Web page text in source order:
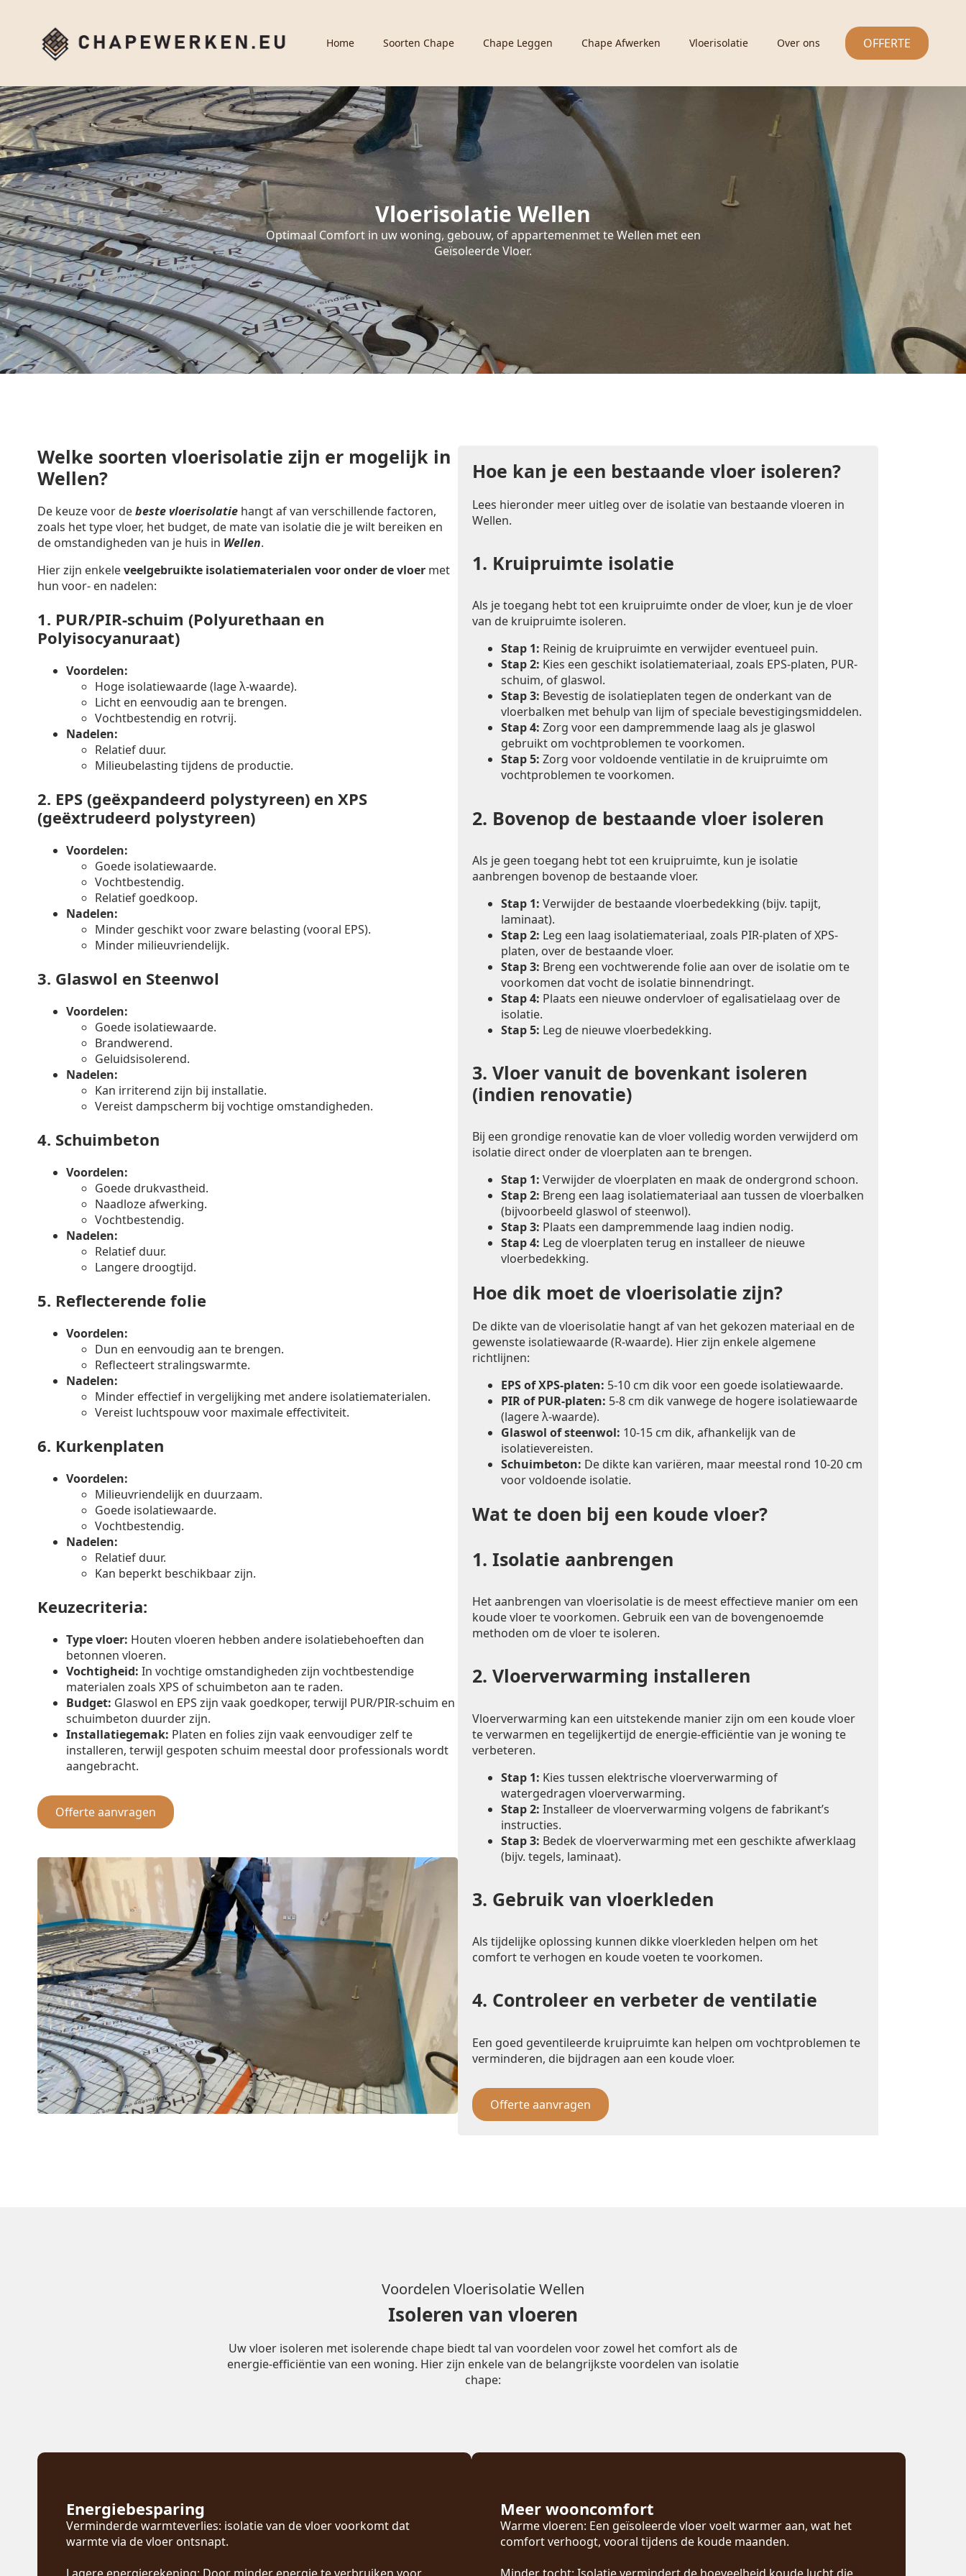
Home Soorten Chape Chape Leggen Chape Afwerken Vloerisolatie Over ons OFFERTE
Vloerisolatie Wellen
Optimaal Comfort in uw woning, gebouw, of appartemenmet te Wellen met een
Geïsoleerde Vloer.
Welke soorten vloerisolatie zijn er mogelijk in
Wellen?
De keuze voor debeste vloerisolatie hangt af van verschillende factoren,
zoals het type vloer, het budget, de mate van isolatie die je wilt bereiken en
de omstandigheden van je huis in Wellen.
Hier zijn enkeleveelgebruikte isolatiematerialen voor onder de vloer met
hun voor- en nadelen:
1. PUR/PIR-schuim (Polyurethaan en
Polyisocyanuraat)
Voordelen:
Hoge isolatiewaarde (lage λ-waarde).
Licht en eenvoudig aan te brengen.
Vochtbestendig en rotvrij.
Nadelen:
Relatief duur.
Milieubelasting tijdens de productie.
2. EPS (geëxpandeerd polystyreen) en XPS
(geëxtrudeerd polystyreen)
Voordelen:
Goede isolatiewaarde.
Vochtbestendig.
Relatief goedkoop.
Nadelen:
Minder geschikt voor zware belasting (vooral EPS).
Minder milieuvriendelijk.
3. Glaswol en Steenwol
Voordelen:
Goede isolatiewaarde.
Brandwerend.
Geluidsisolerend.
Nadelen:
Kan irriterend zijn bij installatie.
Vereist dampscherm bij vochtige omstandigheden.
4. Schuimbeton
Voordelen:
Goede drukvastheid.
Naadloze afwerking.
Vochtbestendig.
Nadelen:
Relatief duur.
Langere droogtijd.
5. Reflecterende folie
Voordelen:
Dun en eenvoudig aan te brengen.
Reflecteert stralingswarmte.
Nadelen:
Minder effectief in vergelijking met andere isolatiematerialen.
Vereist luchtspouw voor maximale effectiviteit.
6. Kurkenplaten
Voordelen:
Milieuvriendelijk en duurzaam.
Goede isolatiewaarde.
Vochtbestendig.
Nadelen:
Relatief duur.
Kan beperkt beschikbaar zijn.
Keuzecriteria:
Type vloer: Houten vloeren hebben andere isolatiebehoeften dan
betonnen vloeren.
Vochtigheid: In vochtige omstandigheden zijn vochtbestendige
materialen zoals XPS of schuimbeton aan te raden.
Budget: Glaswol en EPS zijn vaak goedkoper, terwijl PUR/PIR-schuim en
schuimbeton duurder zijn.
Installatiegemak: Platen en folies zijn vaak eenvoudiger zelf te
installeren, terwijl gespoten schuim meestal door professionals wordt
aangebracht.
Offerte aanvragen
Hoe kan je een bestaande vloer isoleren?
Lees hieronder meer uitleg over de isolatie van bestaande vloeren in
Wellen.
1. Kruipruimte isolatie
Als je toegang hebt tot een kruipruimte onder de vloer, kun je de vloer
van de kruipruimte isoleren.
Stap 1: Reinig de kruipruimte en verwijder eventueel puin.
Stap 2: Kies een geschikt isolatiemateriaal, zoals EPS-platen, PUR-
schuim, of glaswol.
Stap 3: Bevestig de isolatieplaten tegen de onderkant van de
vloerbalken met behulp van lijm of speciale bevestigingsmiddelen.
Stap 4: Zorg voor een dampremmende laag als je glaswol
gebruikt om vochtproblemen te voorkomen.
Stap 5: Zorg voor voldoende ventilatie in de kruipruimte om
vochtproblemen te voorkomen.
2. Bovenop de bestaande vloer isoleren
Als je geen toegang hebt tot een kruipruimte, kun je isolatie
aanbrengen bovenop de bestaande vloer.
Stap 1: Verwijder de bestaande vloerbedekking (bijv. tapijt,
laminaat).
Stap 2: Leg een laag isolatiemateriaal, zoals PIR-platen of XPS-
platen, over de bestaande vloer.
Stap 3: Breng een vochtwerende folie aan over de isolatie om te
voorkomen dat vocht de isolatie binnendringt.
Stap 4: Plaats een nieuwe ondervloer of egalisatielaag over de
isolatie.
Stap 5: Leg de nieuwe vloerbedekking.
3. Vloer vanuit de bovenkant isoleren
(indien renovatie)
Bij een grondige renovatie kan de vloer volledig worden verwijderd om
isolatie direct onder de vloerplaten aan te brengen.
Stap 1: Verwijder de vloerplaten en maak de ondergrond schoon.
Stap 2: Breng een laag isolatiemateriaal aan tussen de vloerbalken
(bijvoorbeeld glaswol of steenwol).
Stap 3: Plaats een dampremmende laag indien nodig.
Stap 4: Leg de vloerplaten terug en installeer de nieuwe
vloerbedekking.
Hoe dik moet de vloerisolatie zijn?
De dikte van de vloerisolatie hangt af van het gekozen materiaal en de
gewenste isolatiewaarde (R-waarde). Hier zijn enkele algemene
richtlijnen:
EPS of XPS-platen: 5-10 cm dik voor een goede isolatiewaarde.
PIR of PUR-platen: 5-8 cm dik vanwege de hogere isolatiewaarde
(lagere λ-waarde).
Glaswol of steenwol: 10-15 cm dik, afhankelijk van de
isolatievereisten.
Schuimbeton: De dikte kan variëren, maar meestal rond 10-20 cm
voor voldoende isolatie.
Wat te doen bij een koude vloer?
1. Isolatie aanbrengen
Het aanbrengen van vloerisolatie is de meest effectieve manier om een
koude vloer te voorkomen. Gebruik een van de bovengenoemde
methoden om de vloer te isoleren.
2. Vloerverwarming installeren
Vloerverwarming kan een uitstekende manier zijn om een koude vloer
te verwarmen en tegelijkertijd de energie-efficiëntie van je woning te
verbeteren.
Stap 1: Kies tussen elektrische vloerverwarming of
watergedragen vloerverwarming.
Stap 2: Installeer de vloerverwarming volgens de fabrikant’s
instructies.
Stap 3: Bedek de vloerverwarming met een geschikte afwerklaag
(bijv. tegels, laminaat).
3. Gebruik van vloerkleden
Als tijdelijke oplossing kunnen dikke vloerkleden helpen om het
comfort te verhogen en koude voeten te voorkomen.
4. Controleer en verbeter de ventilatie
Een goed geventileerde kruipruimte kan helpen om vochtproblemen te
verminderen, die bijdragen aan een koude vloer.
Offerte aanvragen
Voordelen Vloerisolatie Wellen
Isoleren van vloeren
Uw vloer isoleren met isolerende chape biedt tal van voordelen voor zowel het comfort als de
energie-efficiëntie van een woning. Hier zijn enkele van de belangrijkste voordelen van isolatie
chape:
Energiebesparing
Verminderde warmteverlies: isolatie van de vloer voorkomt dat
warmte via de vloer ontsnapt.
Lagere energierekening: Door minder energie te verbruiken voor
Meer wooncomfort
Warme vloeren: Een geïsoleerde vloer voelt warmer aan, wat het
comfort verhoogt, vooral tijdens de koude maanden.
Minder tocht: Isolatie vermindert de hoeveelheid koude lucht die